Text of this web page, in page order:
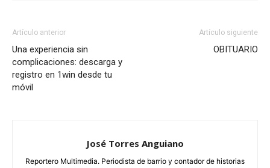
Artículo anterior
Una experiencia sin
complicaciones: descarga y
registro en 1win desde tu
móvil
Artículo siguiente
OBITUARIO
José Torres Anguiano
Reportero Multimedia. Periodista de barrio y contador de historias